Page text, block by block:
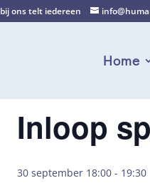
bij ons telt iedereen
Home
Inloop
30 september 18:00 - 19:30